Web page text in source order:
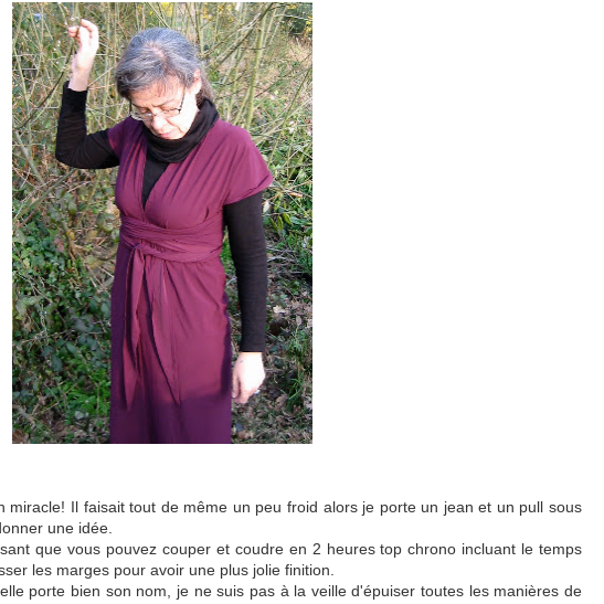
miracle! Il faisait tout de même un peu froid alors je porte un jean et un pull sous
une idée.
que vous pouvez couper et coudre en 2 heures top chrono incluant le temps
les marges pour avoir une plus jolie finition.
porte bien son nom, je ne suis pas à la veille d'épuiser toutes les manières de